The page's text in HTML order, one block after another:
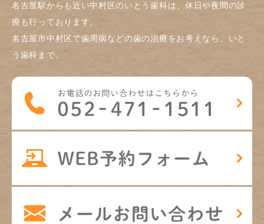
名古屋駅からも近い中村区のいとう歯科は、休日や夜間の診
療も行っております。
名古屋市中村区で歯周病などの歯の治療をお考えなら、いと
う歯科まで。